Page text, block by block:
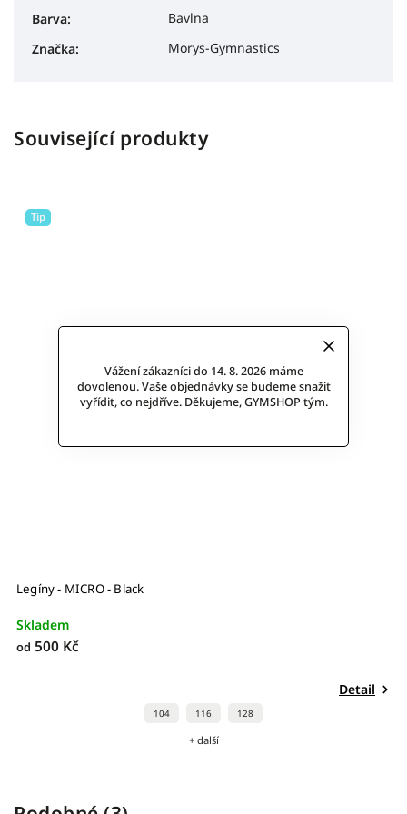
Vážení zákazníci do 14. 8. 2026 máme
dovolenou. Vaše objednávky se budeme snažit
vyřídit, co nejdříve. Děkujeme, GYMSHOP tým.
Barva:
Bavlna
Značka: Morys-Gymnastics
Související produkty
Tip
Legíny - MICRO - Black
Skladem
od 500 Kč
Detail
104 116 128
+ další